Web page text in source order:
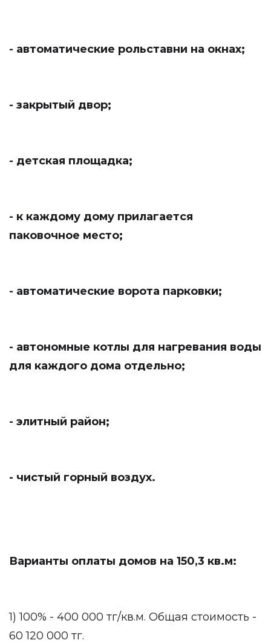
- автоматические рольставни на окнах;
- закрытый двор;
- детская площадка;
- к каждому дому прилагается
паковочное место;
- автоматические ворота парковки;
- автономные котлы для нагревания воды
для каждого дома отдельно;
- элитный район;
- чистый горный воздух.
Варианты оплаты домов на 150,3 кв.м:
1) 100% - 400 000 тг/кв.м. Общая стоимость -
60 120 000 тг.